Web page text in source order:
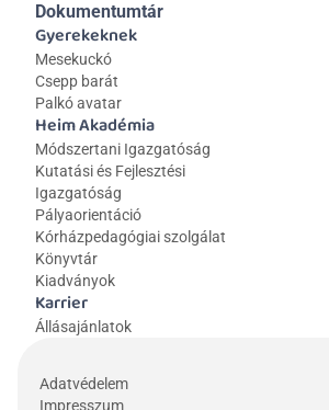
Gyerekeknek
Mesekuckó
Csepp barát
Palkó avatar
Heim Akadémia
Módszertani Igazgatóság
Kutatási és Fejlesztési
Igazgatóság
Pályaorientáció
Kórházpedagógiai szolgálat
Könyvtár
Kiadványok
Karrier
Állásajánlatok
Dokumentumtár
Adatvédelem
Impresszum